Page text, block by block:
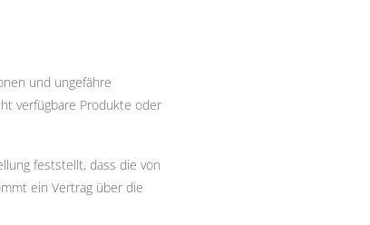
und ungefähre
verfügbare Produkte oder
feststellt, dass die von
ein Vertrag über die